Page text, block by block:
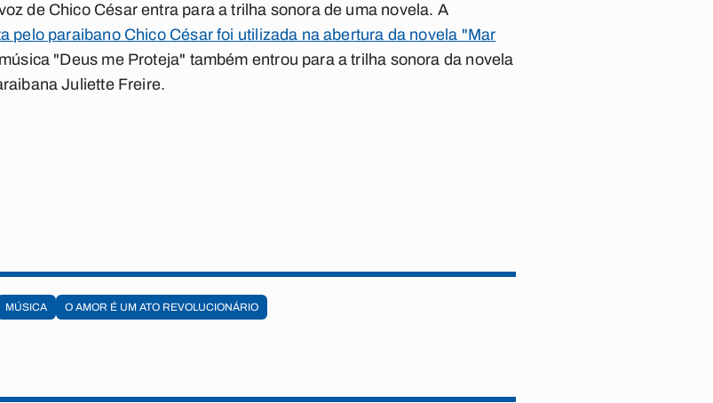
de Chico César entra para a trilha sonora de uma novela. A
pelo paraibano Chico César foi utilizada na abertura da novela "Mar
"Deus me Proteja" também entrou para a trilha sonora da novela
Juliette Freire.
MÚSICA O AMOR É UM ATO REVOLUCIONÁRIO